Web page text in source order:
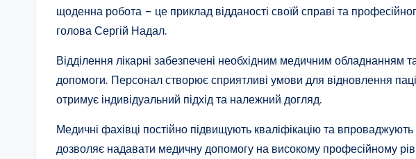
щоденна робота – це приклад відданості своїй справі та
голова Сергій Надал.
Відділення лікарні забезпечені необхідним медичним обладнанням
допомоги. Персонал створює сприятливі умови для відновлення
отримує індивідуальний підхід та належний догляд.
Медичні фахівці постійно підвищують кваліфікацію та
дозволяє надавати медичну допомогу на високому професійному